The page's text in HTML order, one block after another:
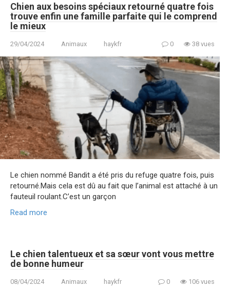
Chien aux besoins spéciaux retourné quatre fois
trouve enfin une famille parfaite qui le comprend
le mieux
29/04/2024 Animaux haykfr 0 38 vues
Le chien nommé Bandit a été pris du refuge quatre fois, puis
retourné.Mais cela est dû au fait que l’animal est attaché à un
fauteuil roulant.C’est un garçon
Read more
Le chien talentueux et sa sœur vont vous mettre
de bonne humeur
08/04/2024 Animaux haykfr 0 106 vues